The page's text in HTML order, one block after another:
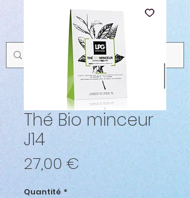
Thé Bio minceur
J14
27,00 €
Quantité *